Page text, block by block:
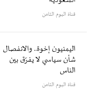
قناة اليوم الثامن
اليمنيون إخوة.. والانفصال
شأن سياسي لا يفرّق بين
الناس
قناة اليوم الثامن